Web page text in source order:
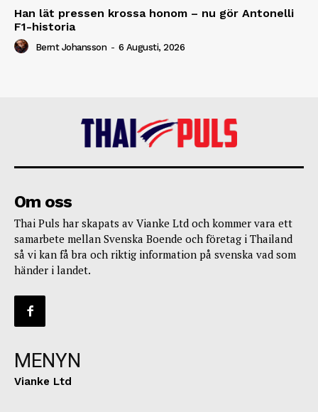
Han lät pressen krossa honom – nu gör Antonelli
F1-historia
Bernt Johansson - 6 Augusti, 2026
Om oss
Thai Puls har skapats av Vianke Ltd och kommer vara ett
samarbete mellan Svenska Boende och företag i Thailand
så vi kan få bra och riktig information på svenska vad som
händer i landet.
MENYN
Vianke Ltd